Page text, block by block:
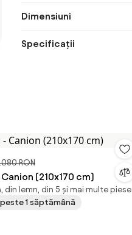
Dimensiuni
Specificații
RON
Canion (210x170 cm)
din lemn, din 5 și mai multe piese
peste 1 săptămână